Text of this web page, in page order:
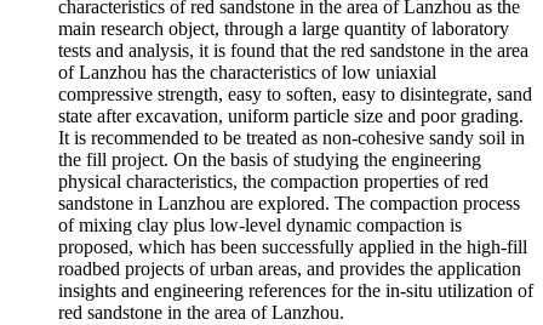
characteristics of red sandstone in the area of Lanzhou as the
main research object, through a large quantity of laboratory
tests and analysis, it is found that the red sandstone in the area
of Lanzhou has the characteristics of low uniaxial
compressive strength, easy to soften, easy to disintegrate, sand
state after excavation, uniform particle size and poor grading.
It is recommended to be treated as non-cohesive sandy soil in
the fill project. On the basis of studying the engineering
physical characteristics, the compaction properties of red
sandstone in Lanzhou are explored. The compaction process
of mixing clay plus low-level dynamic compaction is
proposed, which has been successfully applied in the high-fill
roadbed projects of urban areas, and provides the application
insights and engineering references for the in-situ utilization of
red sandstone in the area of Lanzhou.